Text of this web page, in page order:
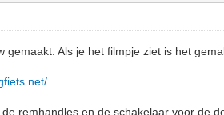
Als je het filmpje ziet is het
remhandles en de schakelaar voor de